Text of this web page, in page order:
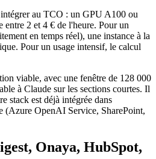
au TCO : un GPU A100 ou
2 et 4 € de l'heure. Pour un
en temps réel), une instance à la
Pour un usage intensif, le calcul
viable, avec une fenêtre de 128 000
à Claude sur les sections courtes. Il
stack est déjà intégrée dans
(Azure OpenAI Service, SharePoint,
Onaya, HubSpot,